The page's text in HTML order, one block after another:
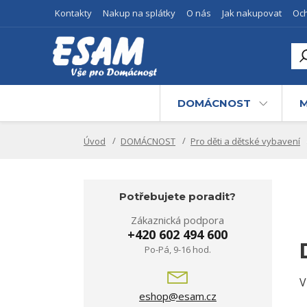
Kontakty Nakup na splátky O nás Jak nakupovat
DOMÁCNOST
Úvod DOMÁCNOST Pro děti a dětské vybavení
Potřebujete poradit?
Zákaznická podpora
+420 602 494 600
Po-Pá, 9-16 hod.
eshop@esam.cz